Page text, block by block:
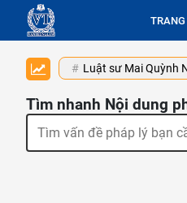
TRANG
Luật sư Mai Quỳnh
Tìm nhanh Nội dung